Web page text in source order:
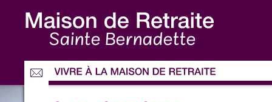
Sainte Bernadette